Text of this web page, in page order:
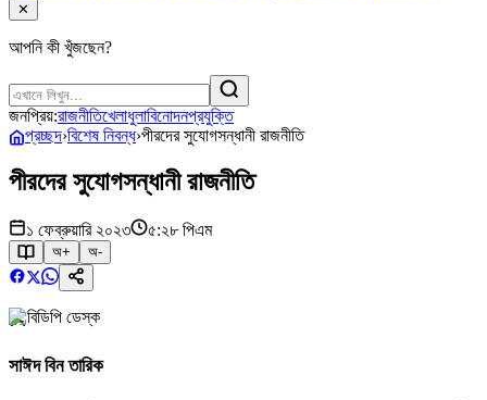
✕
আপনি কী খুঁজছেন?
জনপ্রিয়:রাজনীতিখেলাধুলাবিনোদনপ্রযুক্তি
প্রচ্ছদ›বিশেষ নিবন্ধ›পীরদের সুযোগসন্ধানী রাজনীতি
পীরদের সুযোগসন্ধানী রাজনীতি
১ ফেব্রুয়ারি ২০২৩ ৫:২৮ পিএম
অ+ অ-
বিডিপি ডেস্ক
সাঈদ বিন তারিক